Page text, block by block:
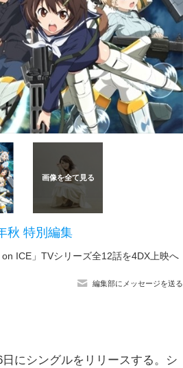
秋 特別編集
on ICE」TVシリーズ全12話を4DX上映へ
編集部にメッセージを送る
にシングルをリリースする。シ